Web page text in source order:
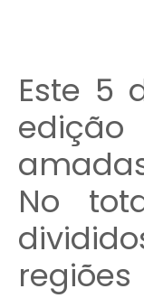
Este 5
No